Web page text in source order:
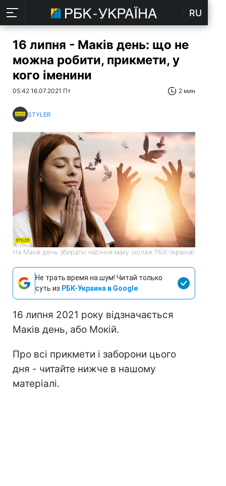
RU
16 липня - Маків день: що не
можна робити, прикмети, у
кого іменини
05:42 16.07.2021 Пт 2 мин
STYLER
На Маків день збирали насіння маку (колаж РБК-Україна)
Не трать время на шум! Читай только
суть из РБК-Украина в Google
16 липня 2021 року відзначається
Маків день, або Мокій.
Про всі прикмети і заборони цього
дня - читайте нижче в нашому
матеріалі.